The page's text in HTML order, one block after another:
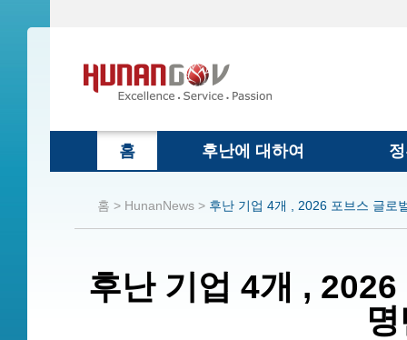
홈 후난에 대하여
홈 > HunanNews > 후난 기업 4개 , 2026 포브스 글로
후난 기업 4개 ,